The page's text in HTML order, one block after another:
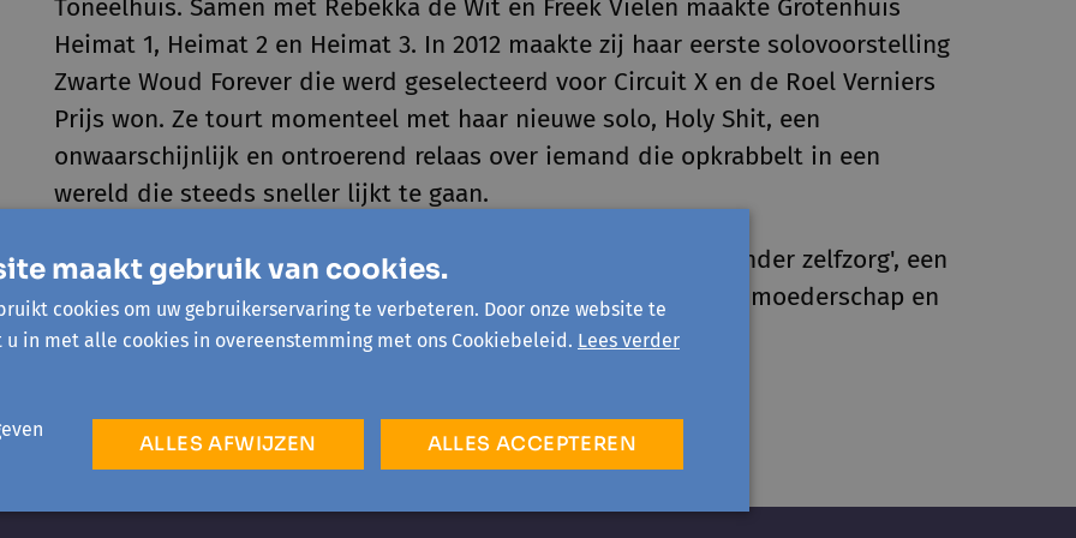
Toneelhuis. Samen met Rebekka de Wit en Freek Vielen maakte Grotenhuis
Heimat 1, Heimat 2 en Heimat 3. In 2012 maakte zij haar eerste solovoorstelling
Zwarte Woud Forever die werd geselecteerd voor Circuit X en de Roel Verniers
Prijs won. Ze tourt momenteel met haar nieuwe solo, Holy Shit, een
onwaarschijnlijk en ontroerend relaas over iemand die opkrabbelt in een
wereld die steeds sneller lijkt te gaan.
In 2024 verscheen 'Waar zijn de wolken. Een pleidooi voor minder zelfzorg', een
bijzonder boek over falende zorg en zelfzorg. Over naoorlogs moederschap en
de zoektocht naar verbinding in tijden van eenzaamheid.
maakt gebruik van cookies.
cookies om uw gebruikerservaring te verbeteren. Door onze website te
in met alle cookies in overeenstemming met ons Cookiebeleid. Lees verder
ALLES ACCEPTEREN
ALLES AFWIJZEN